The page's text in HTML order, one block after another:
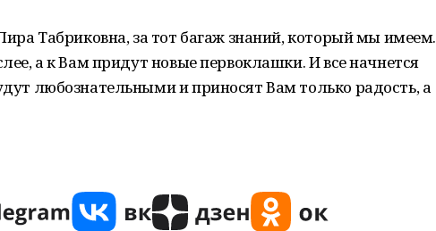
Табриковна, за тот багаж знаний, который мы имеем.
а к Вам придут новые первоклашки. И все начнется
любознательными и приносят Вам только радость, а